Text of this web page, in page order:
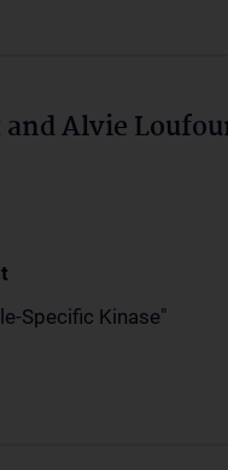
Alvie
Specific Kinase"